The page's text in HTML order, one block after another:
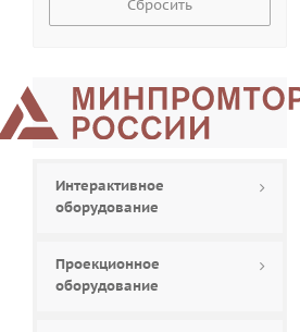
Сбросить
Интерактивное
оборудование
Проекционное
оборудование